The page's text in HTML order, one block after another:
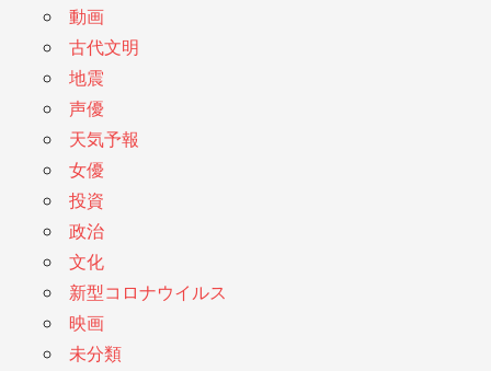
動画
古代文明
地震
声優
天気予報
女優
投資
政治
文化
新型コロナウイルス
映画
未分類